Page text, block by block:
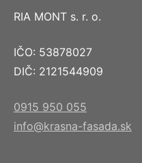
RIA MONT s. r. o.
IČO: 53878027
DIČ: 2121544909
0915 950 055
info@krasna-fasada.sk